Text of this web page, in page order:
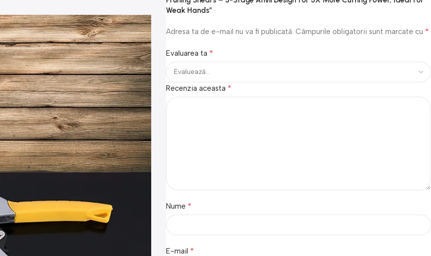
Weak Hands”
Adresa ta de e-mail nu va fi publicată. Câmpurile obligatorii sunt marcate cu *
Evaluarea ta *
Recenzia aceasta *
Nume *
E-mail *